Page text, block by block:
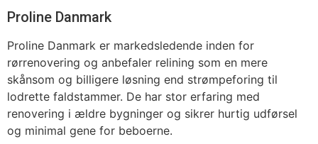
Proline Danmark
Proline Danmark er markedsledende inden for
rørrenovering og anbefaler relining som en mere
skånsom og billigere løsning end strømpeforing til
lodrette faldstammer. De har stor erfaring med
renovering i ældre bygninger og sikrer hurtig udførsel
og minimal gene for beboerne.